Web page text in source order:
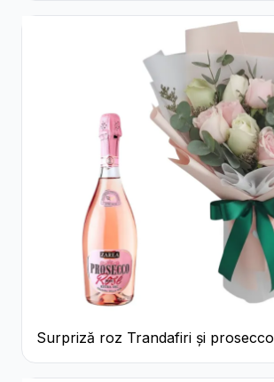
Surpriză roz Trandafiri și prosecco